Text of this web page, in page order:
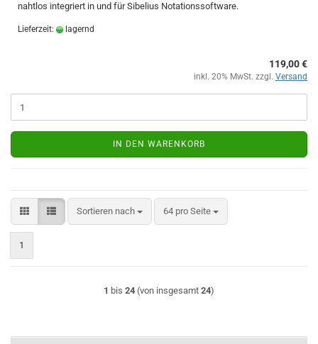
nahtlos integriert in und für Sibelius Notationssoftware.
Lieferzeit: lagernd
119,00 €
inkl. 20% MwSt. zzgl. Versand
IN DEN WARENKORB
Sortieren nach
Sortieren nach 64 pro Seite
pro Seite
1
1 bis 24 (von insgesamt 24)